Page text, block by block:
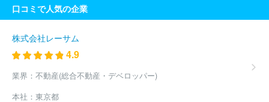
口コミで人気の企業
株式会社レーサム
4.9
業界： 不動産(総合不動産・デベロッパー)
本社： 東京都